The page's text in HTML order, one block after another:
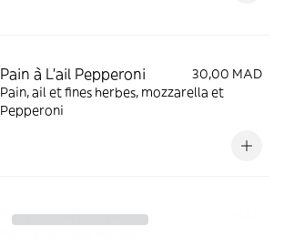
Pain à L'ail Pepperoni
30,00 MAD
Pain, ail et fines herbes, mozzarella et
Pepperoni
Pain À L'ail Fromage